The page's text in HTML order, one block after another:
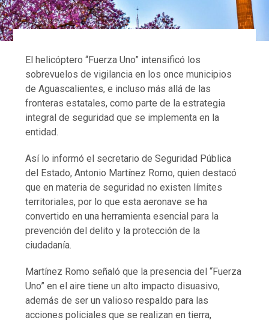
El helicóptero “Fuerza Uno” intensificó los
sobrevuelos de vigilancia en los once municipios
de Aguascalientes, e incluso más allá de las
fronteras estatales, como parte de la estrategia
integral de seguridad que se implementa en la
entidad.
Así lo informó el secretario de Seguridad Pública
del Estado, Antonio Martínez Romo, quien destacó
que en materia de seguridad no existen límites
territoriales, por lo que esta aeronave se ha
convertido en una herramienta esencial para la
prevención del delito y la protección de la
ciudadanía.
Martínez Romo señaló que la presencia del “Fuerza
Uno” en el aire tiene un alto impacto disuasivo,
además de ser un valioso respaldo para las
acciones policiales que se realizan en tierra,